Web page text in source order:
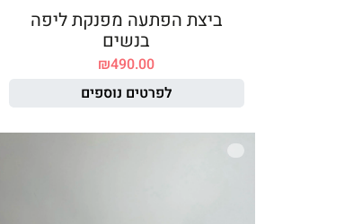
ביצת הפתעה מפנקת ליפה
בנשים
₪490.00
לפרטים נוספים